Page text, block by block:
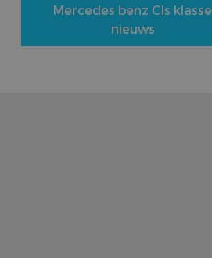
Mercedes benz Cls klasse
nieuws